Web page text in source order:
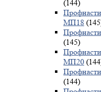
(144)
МП18
(145)
МП20
(144)